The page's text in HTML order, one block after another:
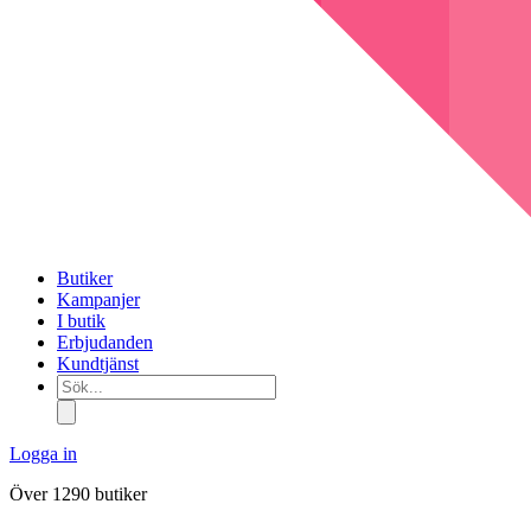
Butiker
Kampanjer
I butik
Erbjudanden
Kundtjänst
Sök...
Logga in
Över 1290 butiker